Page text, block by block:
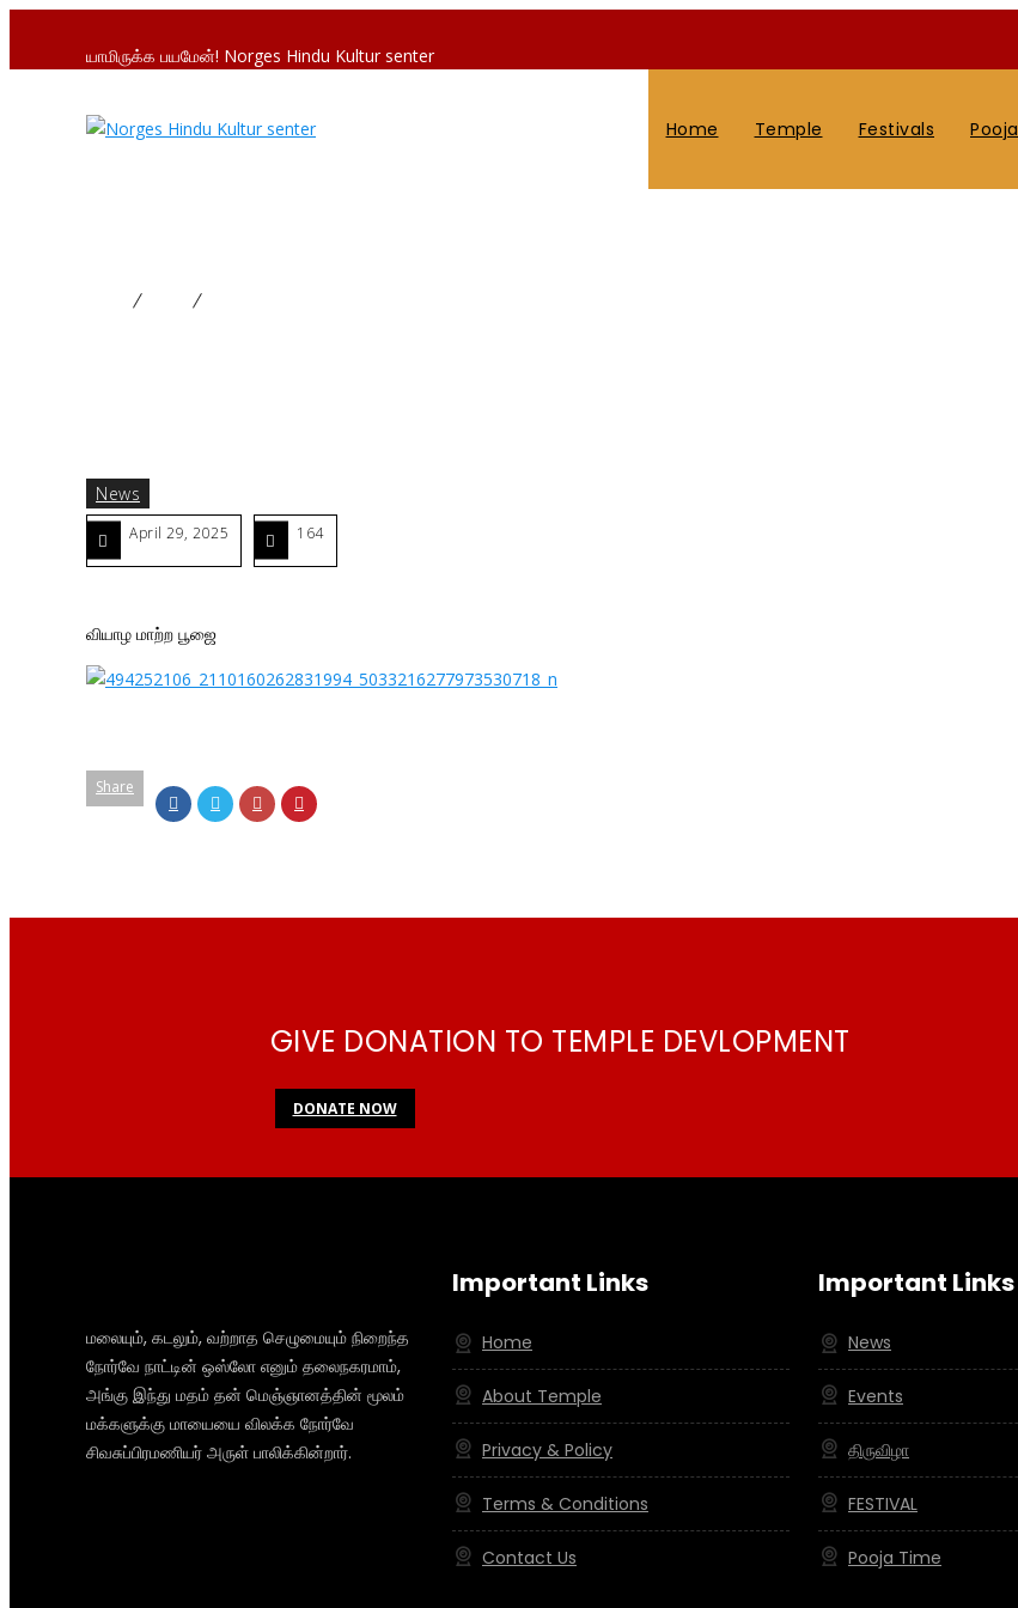
யாமிருக்க பயமேன்! Norges Hindu Kultur senter
Home Temple Festivals Pooja
News
April 29, 2025 164
வியாழ மாற்ற பூஜை
Share
GIVE DONATION TO TEMPLE DEVLOPMENT
DONATE NOW
மலையும், கடலும், வற்றாத செழுமையும் நிறைந்த
நோர்வே நாட்டின் ஒஸ்லோ எனும் தலைநகரமாம்,
அங்கு இந்து மதம் தன் மெஞ்ஞானத்தின் மூலம்
மக்களுக்கு மாயையை விலக்க நோர்வே
சிவசுப்பிரமணியர் அருள் பாலிக்கின்றார்.
Important Links
Home
About Temple
Privacy & Policy
Terms & Conditions
Contact Us
Important Links
News
Events
திருவிழா
FESTIVAL
Pooja Time